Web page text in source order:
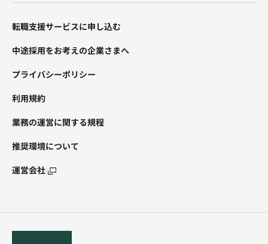
転職支援サービスに申し込む
中途採用をお考えの企業さまへ
プライバシーポリシー
利用規約
業務の運営に関する規程
推奨環境について
運営会社